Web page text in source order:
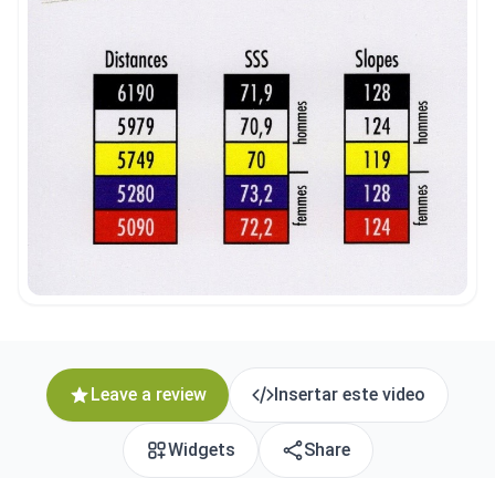
Leave a review Insertar este video
Widgets Share